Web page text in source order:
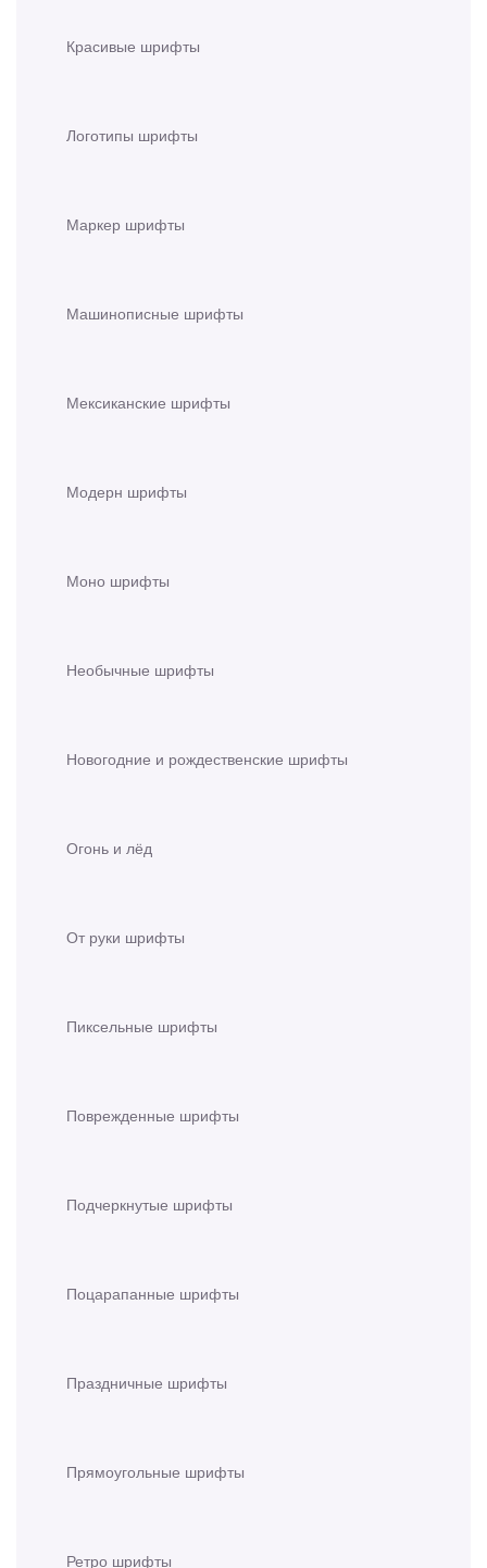
Красивые шрифты
Логотипы шрифты
Маркер шрифты
Машинописные шрифты
Мексиканские шрифты
Модерн шрифты
Моно шрифты
Необычные шрифты
Новогодние и рождественские шрифты
Огонь и лёд
От руки шрифты
Пиксельные шрифты
Поврежденные шрифты
Подчеркнутые шрифты
Поцарапанные шрифты
Праздничные шрифты
Прямоугольные шрифты
Ретро шрифты